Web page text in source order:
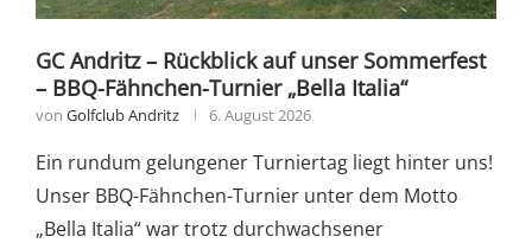
GC Andritz – Rückblick auf unser Sommerfest
– BBQ-Fähnchen-Turnier „Bella Italia“
von Golfclub Andritz 6. August 2026
Ein rundum gelungener Turniertag liegt hinter uns!
Unser BBQ-Fähnchen-Turnier unter dem Motto
„Bella Italia“ war trotz durchwachsener